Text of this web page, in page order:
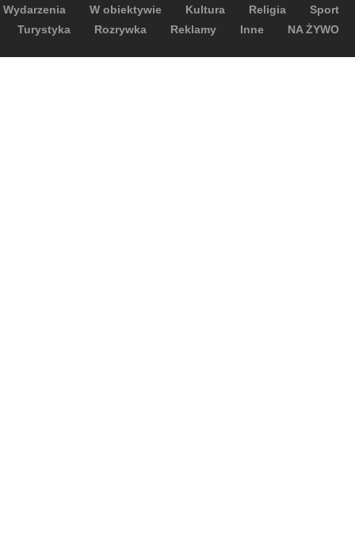
Wydarzenia W obiektywie Kultura Religia
Sport
Turystyka
Rozrywka Reklamy Inne NA ŻYWO